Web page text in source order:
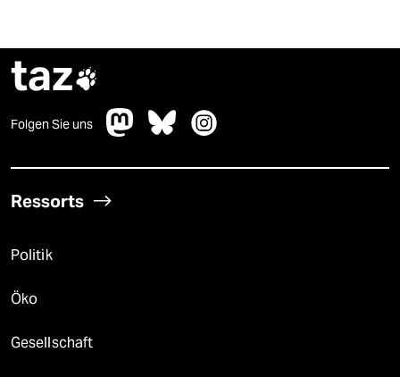
taz
Folgen Sie uns
Ressorts
Politik
Öko
Gesellschaft